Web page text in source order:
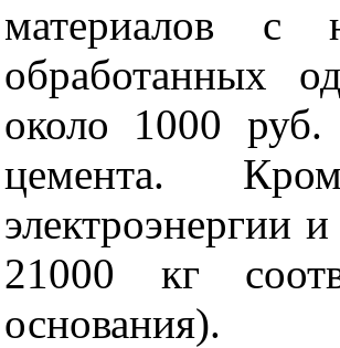
материалов с
обработанных
около 1000
цемента.
электроэнергии
21000 кг
основания).